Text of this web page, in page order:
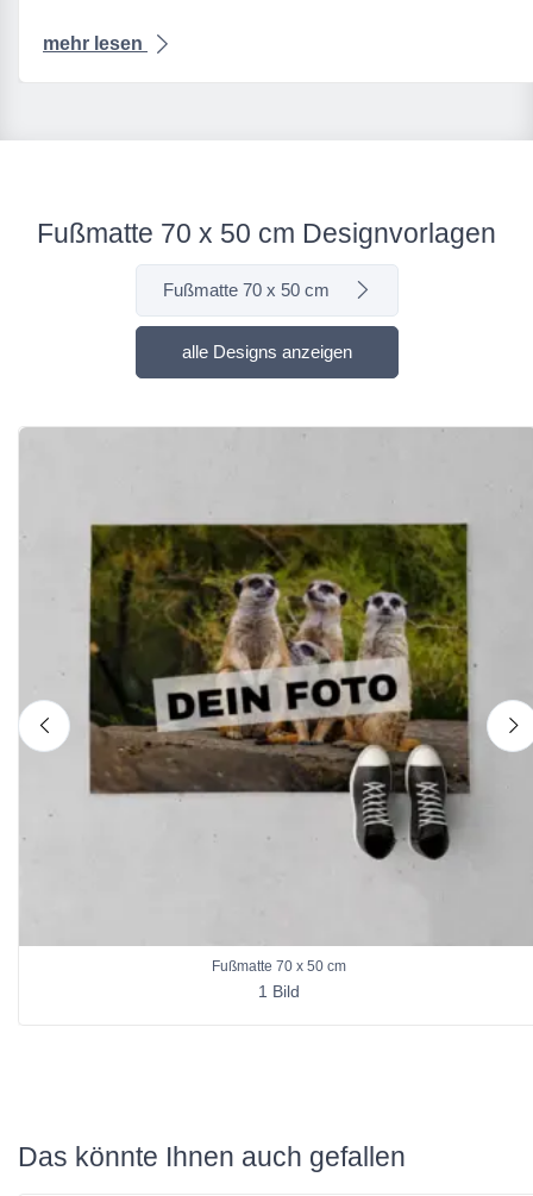
mehr lesen
Fußmatte 70 x 50 cm Designvorlagen
Fußmatte 70 x 50 cm
alle Designs anzeigen
nach links
Fußmatte 70 x 50 cm
1 Bild
Das könnte Ihnen auch gefallen